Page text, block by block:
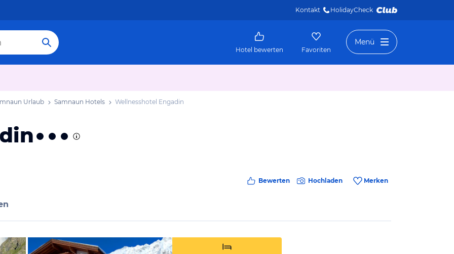
Kontakt HolidayCheck
Hotel bewerten Favoriten
Menü
Urlaub Samnaun Hotels Wellnesshotel Engadin
Bewerten Hochladen Merken